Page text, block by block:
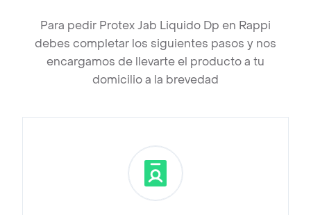
Para pedir Protex Jab Liquido Dp en Rappi
debes completar los siguientes pasos y nos
encargamos de llevarte el producto a tu
domicilio a la brevedad